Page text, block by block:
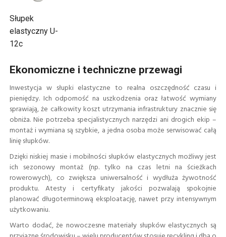
Słupek
elastyczny U-
12c
Ekonomiczne i techniczne przewagi
Inwestycja w słupki elastyczne to realna oszczędność czasu i
pieniędzy. Ich odporność na uszkodzenia oraz łatwość wymiany
sprawiają, że całkowity koszt utrzymania infrastruktury znacznie się
obniża. Nie potrzeba specjalistycznych narzędzi ani drogich ekip –
montaż i wymiana są szybkie, a jedna osoba może serwisować całą
linię słupków.
Dzięki niskiej masie i mobilności słupków elastycznych możliwy jest
ich sezonowy montaż (np. tylko na czas letni na ścieżkach
rowerowych), co zwiększa uniwersalność i wydłuża żywotność
produktu. Atesty i certyfikaty jakości pozwalają spokojnie
planować długoterminową eksploatację, nawet przy intensywnym
użytkowaniu.
Warto dodać, że nowoczesne materiały słupków elastycznych są